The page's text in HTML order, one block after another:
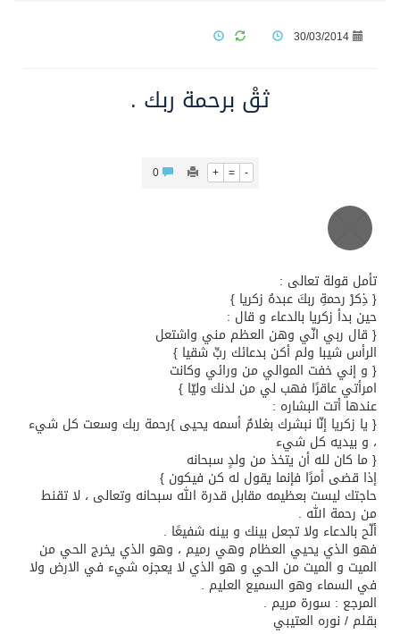
محافظ عفيف يؤدي صلاة عيد الأضحى
30/03/2014
ثقْ برحمة ربك .
+ = -
0
تأمل قولة تعالى :
{ ذِكرْ رحمةِ ربكَ عبدهُ زكريا }
حين بدأ زكريا بالدعاء و قال :
{ قال ربي انّي وهن العظم مني واشتعل
الرأس شيبا ولم أكن بدعائك ربِّ شقيا }
{ و إني خفت الموالي من ورائي وكانت
امرأتي عاقرًا فهب لي من لدنك وليّا }
عندها أتت البشاره :
{ يا زكريا إنّا نبشرك بغلامٌ أسمه يحيى }رحمة ربك وسعت كل شيء
، و بيديه كل شيء
{ ما كان لله أن يتخذ من ولدٍ سبحانه
إذا قضى أمرًا فإنما يقول له كن فيكون }
حاجتك ليست بعظيمه مقابل قدرة الله سبحانه وتعالى ، لا تقنط
من رحمة الله .
ألّح بالدعاء ولا تجعل بينك و بينه شفيعًا .
فهو الذي يحيي العظام وهي رميم ، وهو الذي يخرج الحي من
الميت و الميت من الحي و هو الذي لا يعجزه شيء في الارض ولا
في السماء وهو السميع العليم .
المرجع : سورة مريم .
بقلم / نوره العتيبي